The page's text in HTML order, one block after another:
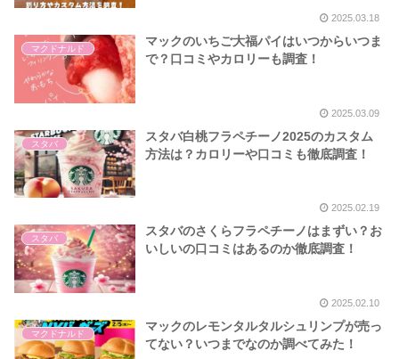
2025.03.18
マクドナルド
マックのいちご大福パイはいつからいつま
で？口コミやカロリーも調査！
2025.03.09
スタバ
スタバ白桃フラペチーノ2025のカスタム
方法は？カロリーや口コミも徹底調査！
2025.02.19
スタバ
スタバのさくらフラペチーノはまずい？お
いしいの口コミはあるのか徹底調査！
2025.02.10
マクドナルド
マックのレモンタルタルシュリンプが売っ
てない？いつまでなのか調べてみた！